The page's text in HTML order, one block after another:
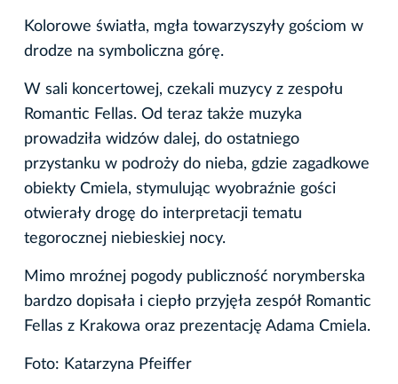
Kolorowe światła, mgła towarzyszyły gościom w
drodze na symboliczna górę.
W sali koncertowej, czekali muzycy z zespołu
Romantic Fellas. Od teraz także muzyka
prowadziła widzów dalej, do ostatniego
przystanku w podroży do nieba, gdzie zagadkowe
obiekty Cmiela, stymulując wyobraźnie gości
otwierały drogę do interpretacji tematu
tegorocznej niebieskiej nocy.
Mimo mroźnej pogody publiczność norymberska
bardzo dopisała i ciepło przyjęła zespół Romantic
Fellas z Krakowa oraz prezentację Adama Cmiela.
Foto: Katarzyna Pfeiffer